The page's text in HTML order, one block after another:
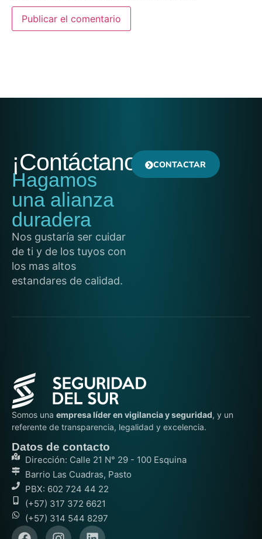
¡Contáctanos!
Hagamos
una alianza
duradera
Nos gustaría ser cuidar
de ti y de los tuyos con
los mas altos
estandares de calidad.
CONTACTAR
Somos una empresa líder en vigilancia y seguridad, y un
referente de transparencia, legalidad y excelencia.
Datos de contacto
Dirección: Calle 21 N° 29 - 100 Esquina
Barrio Las Cuadras, Pasto
PBX: 602 724 44 22
(+57) 317 372 6621
(+57) 314 544 8297